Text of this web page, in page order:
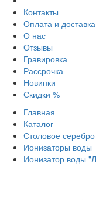
Контакты
Оплата и доставка
О нас
Отзывы
Гравировка
Рассрочка
Новинки
Скидки %
Главная
Каталог
Столовое серебро
Ионизаторы воды
Ионизатор воды